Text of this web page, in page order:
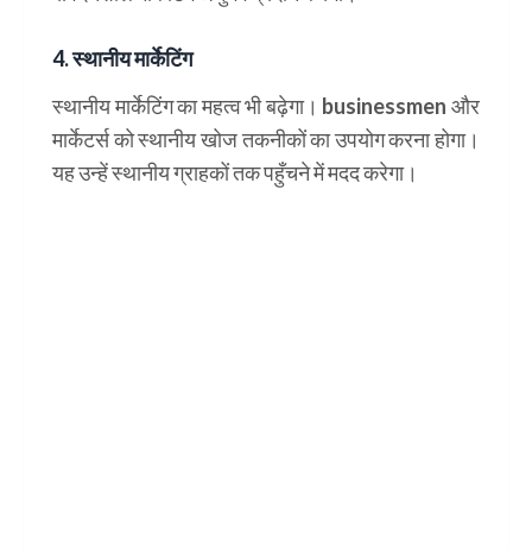
4. स्थानीय मार्केटिंग
स्थानीय मार्केटिंग का महत्व भी बढ़ेगा। businessmen और
मार्केटर्स को स्थानीय खोज तकनीकों का उपयोग करना होगा।
यह उन्हें स्थानीय ग्राहकों तक पहुँचने में मदद करेगा।